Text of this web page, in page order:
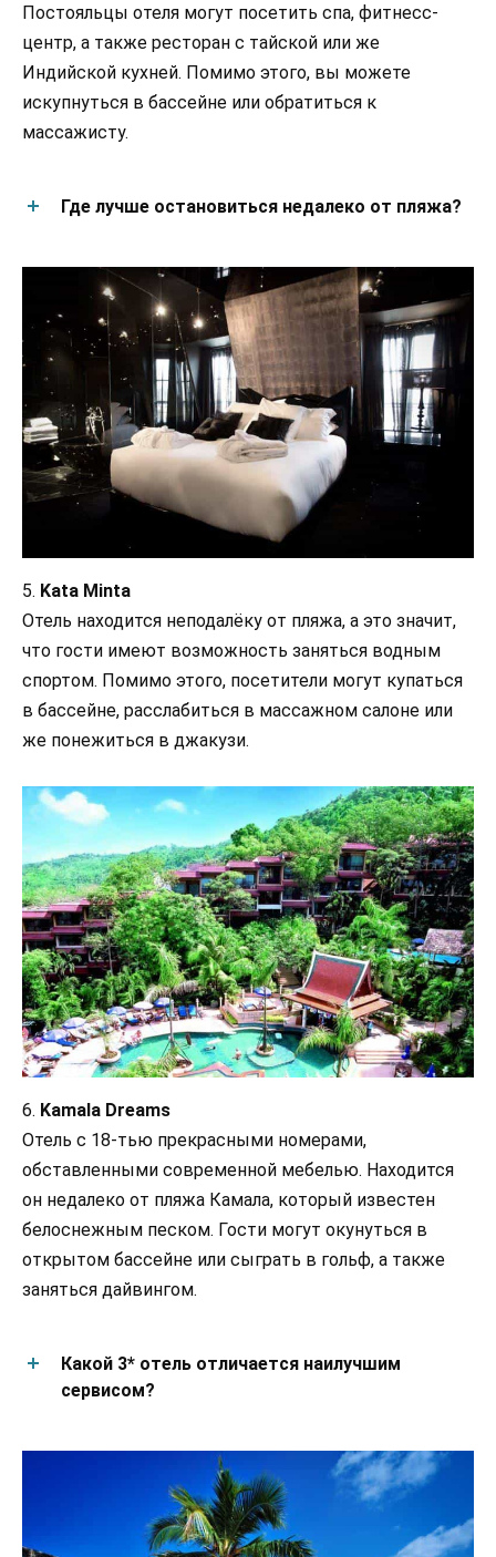
Постояльцы отеля могут посетить спа, фитнесс-
центр, а также ресторан с тайской или же
Индийской кухней. Помимо этого, вы можете
искупнуться в бассейне или обратиться к
массажисту.
Где лучше остановиться недалеко от пляжа?
5. Kata Minta
Отель находится неподалёку от пляжа, а это значит,
что гости имеют возможность заняться водным
спортом. Помимо этого, посетители могут купаться
в бассейне, расслабиться в массажном салоне или
же понежиться в джакузи.
6. Kamala Dreams
Отель с 18-тью прекрасными номерами,
обставленными современной мебелью. Находится
он недалеко от пляжа Камала, который известен
белоснежным песком. Гости могут окунуться в
открытом бассейне или сыграть в гольф, а также
заняться дайвингом.
Какой 3* отель отличается наилучшим
сервисом?